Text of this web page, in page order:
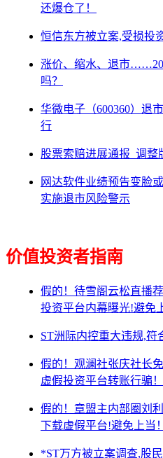
还爆仓了！
恒信东方被立案,受损投
涨价、缩水、退市
吗？
华微电子（600360）退
行
股票索赔进展通报_调整
网达软件业绩预告变脸
实施退市风险警示
价值投资者指南
假的！待雪阁云松直播
投资平台内幕曝光!避免
ST洲际内控重大违规,符
假的！观澜社张庆社长
虚假投资平台转账行骗
假的！章盟主内部圈刘
下载虚假平台!避免上当！
*ST万方被立案调查,股